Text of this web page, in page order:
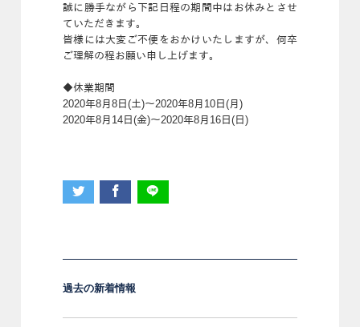
誠に勝手ながら下記日程の期間中はお休みとさせ
ていただきます。
皆様には大変ご不便をおかけいたしますが、何卒
ご理解の程お願い申し上げます。
◆休業期間
2020年8月8日(土)～2020年8月10日(月)
2020年8月14日(金)～2020年8月16日(日)
過去の新着情報